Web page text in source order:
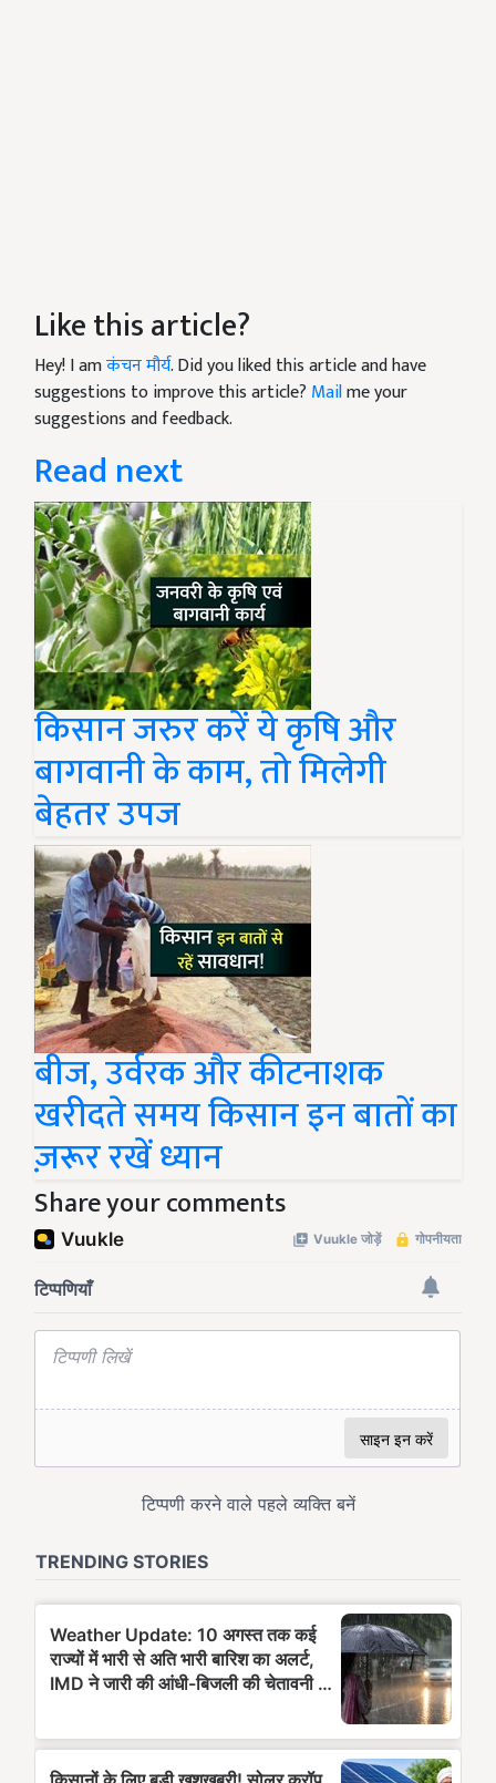
Like this article?
Hey! I amकंचन मौर्य. Did you liked this article and have
suggestions to improve this article? Mailme your
suggestions and feedback.
Read next
किसान जरुर करें ये कृषि और
बागवानी के काम, तो मिलेगी
बेहतर उपज
बीज, उर्वरक और कीटनाशक
खरीदते समय किसान इन बातों का
ज़रूर रखें ध्यान
Share your comments